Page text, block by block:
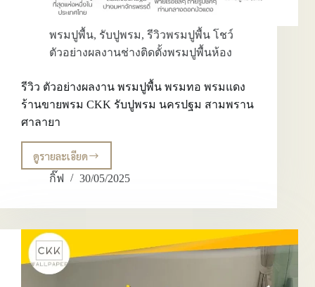
พรมปูพื้น, รับปูพรม, รีวิวพรมปูพื้น โชว์
ตัวอย่างผลงานช่างติดตั้งพรมปูพื้นห้อง
รีวิว ตัวอย่างผลงาน พรมปูพื้น พรมทอ พรมแดง
ร้านขายพรม CKK รับปูพรม นครปฐม สามพราน
ศาลายา
ดูรายละเอียด
รีวิว
ตัวอย่าง
ปู
พื้น
พรม
ทอ
กิ๊ฟ 30/05/2025